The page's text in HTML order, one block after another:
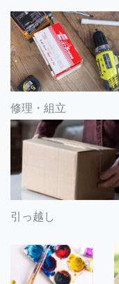
修理・組立
引っ越し